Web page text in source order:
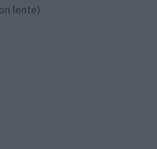
lente)